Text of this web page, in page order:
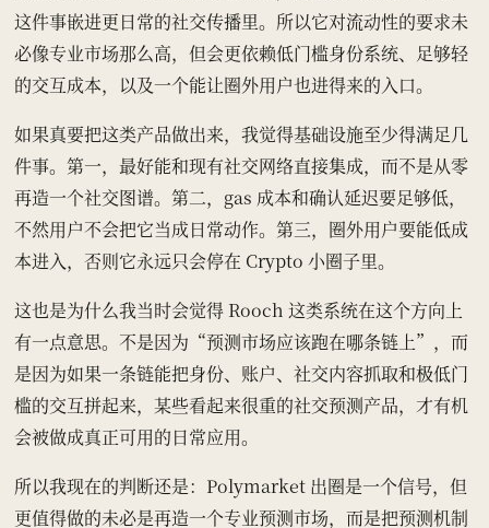
这件事嵌进更日常的社交传播里。所以它对流动性的要求未
必像专业市场那么高，但会更依赖低门槛身份系统、足够轻
的交互成本，以及一个能让圈外用户也进得来的入口。
如果真要把这类产品做出来，我觉得基础设施至少得满足几
件事。第一，最好能和现有社交网络直接集成，而不是从零
再造一个社交图谱。第二，gas 成本和确认延迟要足够低，
不然用户不会把它当成日常动作。第三，圈外用户要能低成
本进入，否则它永远只会停在 Crypto 小圈子里。
这也是为什么我当时会觉得 Rooch 这类系统在这个方向上
有一点意思。不是因为“预测市场应该跑在哪条链上”，而
是因为如果一条链能把身份、账户、社交内容抓取和极低门
槛的交互拼起来，某些看起来很重的社交预测产品，才有机
会被做成真正可用的日常应用。
所以我现在的判断还是：Polymarket 出圈是一个信号，但
更值得做的未必是再造一个专业预测市场，而是把预测机制